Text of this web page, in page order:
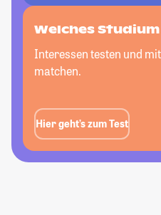
Welches
Interessen testen und
matchen.
Hier geht’s zum Test